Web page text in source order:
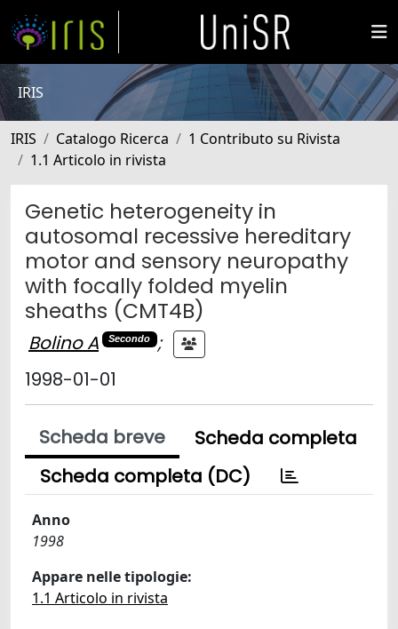
IRIS
IRIS Catalogo Ricerca
1 Contributo su Rivista
1.1 Articolo in rivista
Genetic heterogeneity in
autosomal recessive hereditary
motor and sensory neuropathy
with focally folded myelin
sheaths (CMT4B)
Bolino A Secondo
;
1998-01-01
Scheda breve
Scheda completa
Scheda completa (DC)
Anno
1998
Appare nelle tipologie:
1.1 Articolo in rivista